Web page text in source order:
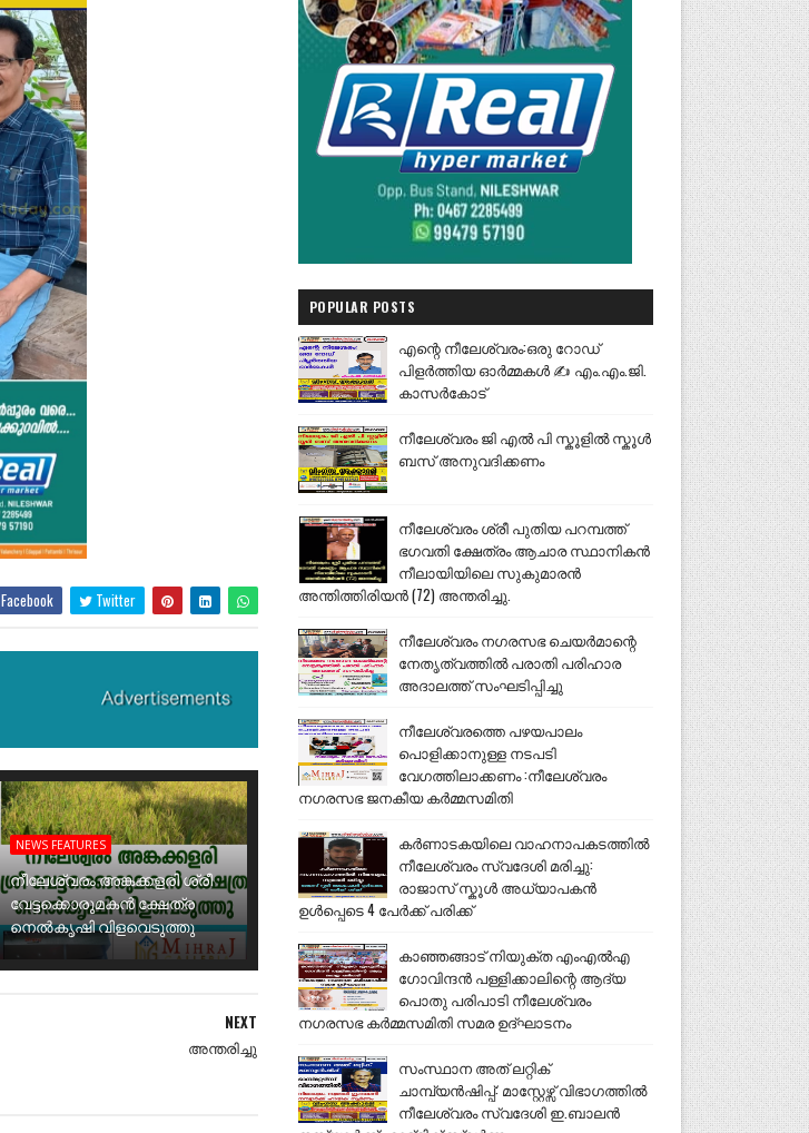
Facebook Twitter
NEWS FEATURES
നീലേശ്വരം അങ്കക്കളരി ശ്രീ
വേട്ടക്കൊരുമകൻ ക്ഷേത്ര
നെൽകൃഷി വിളവെടുത്തു
NEXT
അന്തരിച്ചു
POPULAR POSTS
എന്റെ നീലേശ്വരം:ഒരു റോഡ്
പിളർത്തിയ ഓർമ്മകൾ ✍️ എം.എം.ജി.
കാസർകോട്
നീലേശ്വരം ജി എൽ പി സ്കൂളിൽ സ്കൂൾ
ബസ് അനുവദിക്കണം
നീലേശ്വരം ശ്രീ പുതിയ പറമ്പത്ത്
ഭഗവതി ക്ഷേത്രം ആചാര സ്ഥാനികൻ
നീലായിയിലെ സുകുമാരൻ
അന്തിത്തിരിയൻ (72) അന്തരിച്ചു.
നീലേശ്വരം നഗരസഭ ചെയർമാന്റെ
നേതൃത്വത്തിൽ പരാതി പരിഹാര
അദാലത്ത് സംഘടിപ്പിച്ചു
നീലേശ്വരത്തെ പഴയപാലം
പൊളിക്കാനുള്ള നടപടി
വേഗത്തിലാക്കണം :നീലേശ്വരം
നഗരസഭ ജനകീയ കർമ്മസമിതി
കർണാടകയിലെ വാഹനാപകടത്തിൽ
നീലേശ്വരം സ്വദേശി മരിച്ചു:
രാജാസ് സ്കൂൾ അധ്യാപകൻ
ഉൾപ്പെടെ 4 പേർക്ക് പരിക്ക്
കാഞ്ഞങ്ങാട് നിയുക്ത എംഎൽഎ
ഗോവിന്ദൻ പള്ളിക്കാലിന്റെ ആദ്യ
പൊതു പരിപാടി നീലേശ്വരം
നഗരസഭ കർമ്മസമിതി സമര ഉദ്ഘാടനം
സംസ്ഥാന അത് ലറ്റിക്
ചാമ്പ്യൻഷിപ്പ്: മാസ്റ്റേഴ്സ് വിഭാഗത്തിൽ
നീലേശ്വരം സ്വദേശി ഇ.ബാലൻ